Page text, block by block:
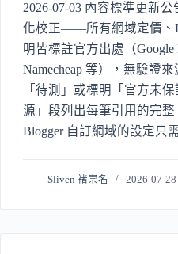
2026-07-03 內容標準更新
化校正——所有網域定價、
明皆標註官方出處（Google
Namecheap 等），無驗證
「待測」或標明「官方未
源」段列出每筆引用的完整
Blogger 自訂網域的設定只
Sliven 褚崇名 2026-07-28